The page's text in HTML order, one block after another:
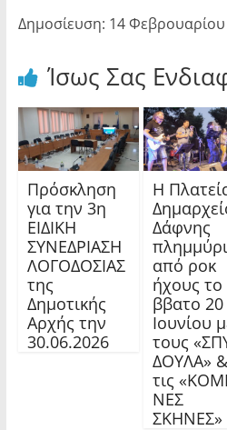
Δημοσίευση: 14 Φεβρουαρίου
Ίσως Σας
Πρόσκληση
για την 3η
ΕΙΔΙΚΗ
ΣΥΝΕΔΡΙΑΣΗ
ΛΟΓΟΔΟΣΙΑΣ
της
Δημοτικής
Αρχής την
30.06.2026
Η
Δάφνης
από ροκ
ήχους το
ββατο 20
Ιουνίου
τους
ΔΟΥΛΑ» &
τις
ΝΕΣ
ΣΚΗΝΕΣ»